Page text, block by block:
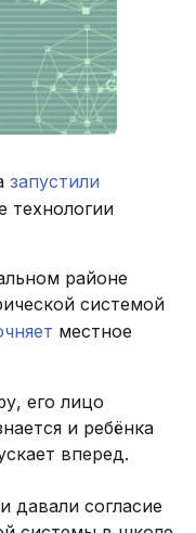
запустили
технологии
районе
системой
местное
его лицо
и ребёнка
вперед.
согласие